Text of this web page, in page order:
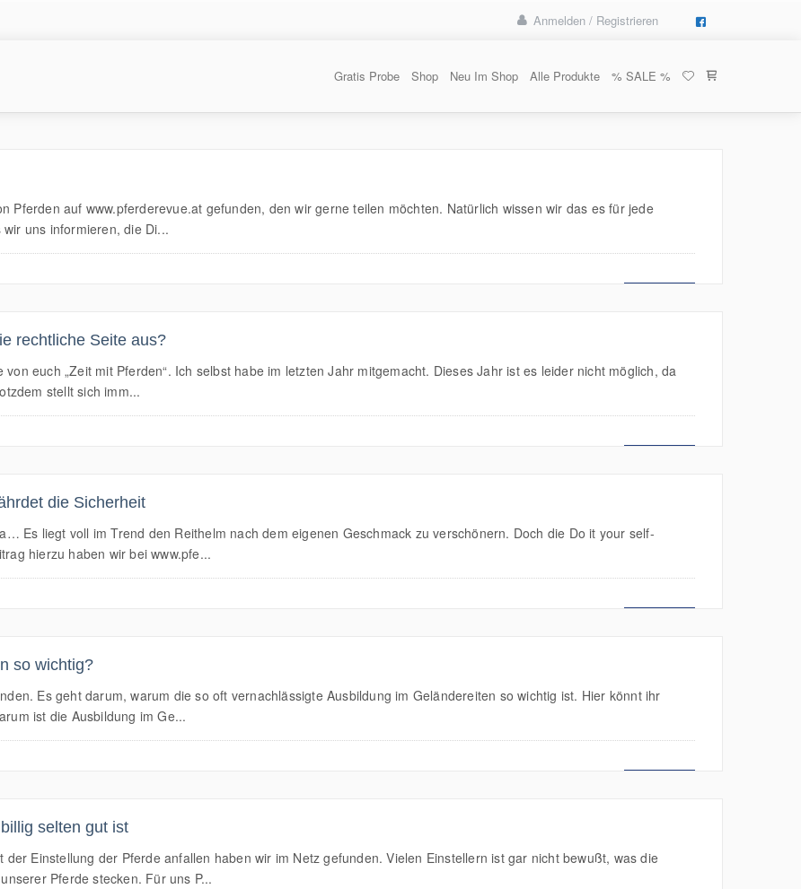
Anmelden / Registrieren
Gratis Probe Shop Neu Im Shop Alle Produkte % SALE %
Pferden auf www.pferderevue.at gefunden, den wir gerne teilen möchten. Natürlich wissen wir das es für jede
uns informieren, die Di...
rechtliche Seite aus?
euch „Zeit mit Pferden“. Ich selbst habe im letzten Jahr mitgemacht. Dieses Jahr ist es leider nicht möglich, da
stellt sich imm...
die Sicherheit
Es liegt voll im Trend den Reithelm nach dem eigenen Geschmack zu verschönern. Doch die Do it your self-
hierzu haben wir bei www.pfe...
so wichtig?
Es geht darum, warum die so oft vernachlässigte Ausbildung im Geländereiten so wichtig ist. Hier könnt ihr
ist die Ausbildung im Ge...
selten gut ist
Einstellung der Pferde anfallen haben wir im Netz gefunden. Vielen Einstellern ist gar nicht bewußt, was die
Pferde stecken. Für uns P...